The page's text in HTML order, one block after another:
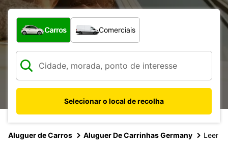
Que tipo de veículo pretende?
Carros Comerciais
Selecionar o local de recolha
Aluguer de Carros Aluguer De Carrinhas Germany Leer